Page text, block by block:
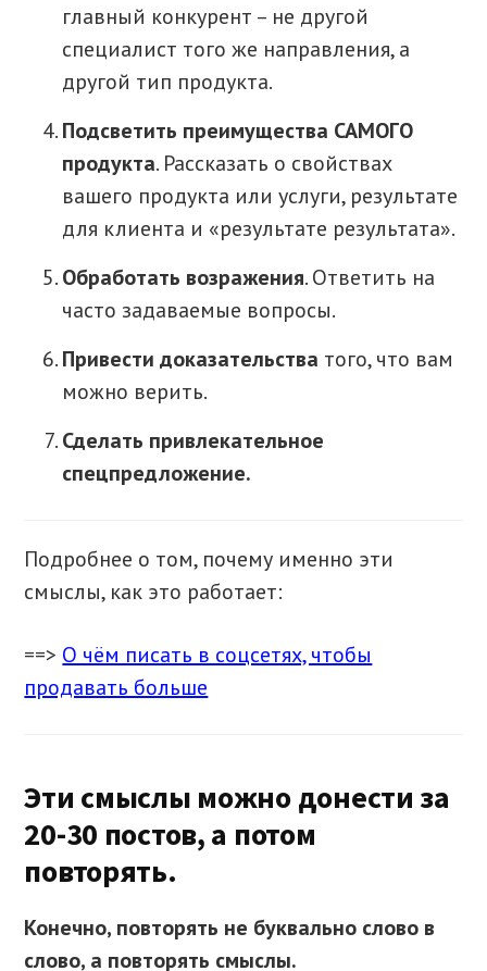
главный конкурент – не другой
специалист того же направления, а
другой тип продукта.
Подсветить преимущества САМОГО
продукта. Рассказать о свойствах
вашего продукта или услуги, результате
для клиента и «результате результата».
Обработать возражения. Ответить на
часто задаваемые вопросы.
Привести доказательства того, что вам
можно верить.
Сделать привлекательное
спецпредложение.
Подробнее о том, почему именно эти
смыслы, как это работает:
==> О чём писать в соцсетях, чтобы
продавать больше
Эти смыслы можно донести за
20-30 постов, а потом
повторять.
Конечно, повторять не буквально слово в
слово, а повторять смыслы.